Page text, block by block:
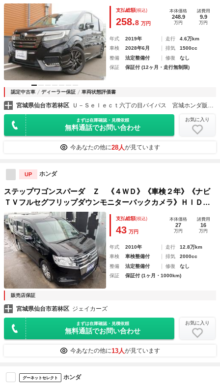
ト 純正メモリーナビ バックカメラ 純正１７インチアルミ
（夏） 純正エンジンスターター 前席シートヒーター ＥＴ
Ｃ 純正前後ドライブレコーダー ＬＥＤヘッドライト
支払総額(税込)
258.8 万円
本体価格
248.9
万円
諸費用
9.9
万円
年式 2019年 走行
4.6万km
車検
2028年6月 排気
1500cc
整備
法定整備付 修復
なし
保証
保証付 (12ヶ月・走行無制限)
認定中古車 ディーラー保証 車両状態評価書
宮城県仙台市若林区 Ｕ－Ｓｅｌｅｃｔ六丁の目バイパス 宮城ホンダ販売（株）
まずは在庫確認・見積依頼
無料通話でお問い合わせ
お気に入り
今あなたの他に28人が見ています
UP ホンダ
ステップワゴンスパーダ Ｚ 《４ＷＤ》《車検２年》《ナビ
ＴＶフルセグフリップダウンモニターバックカメラ》ＨＩＤオ
ートライト／フォグ／ＥＴＣ／両側パワースライドドア／革巻
きステアリング／パドルシフト／リアファン
支払総額(税込)
43 万円
本体価格
27
万円
諸費用
16
万円
年式 2010年 走行
12.8万km
車検
車検整備付 排気
2000cc
整備
法定整備付 修復
なし
保証
保証付 (1ヶ月・1000km)
販売店保証
宮城県仙台市若林区 ジェイカーズ
まずは在庫確認・見積依頼
無料通話でお問い合わせ
お気に入り
今あなたの他に13人が見ています
グーネットセレクト ホンダ